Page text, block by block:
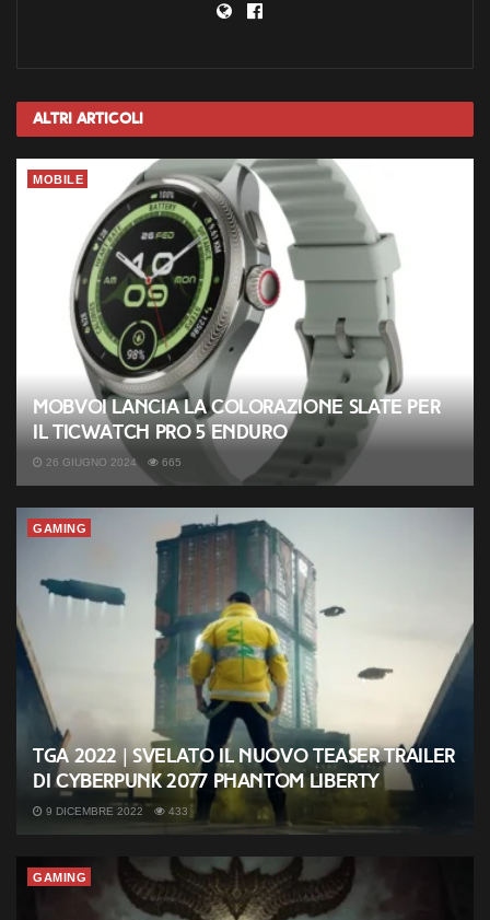
Altri Articoli
MOBILE
Mobvoi lancia la colorazione Slate per
il TicWatch Pro 5 Enduro
26 GIUGNO 2024 665
GAMING
TGA 2022 | Svelato il nuovo teaser trailer
di Cyberpunk 2077 Phantom Liberty
9 DICEMBRE 2022 433
GAMING